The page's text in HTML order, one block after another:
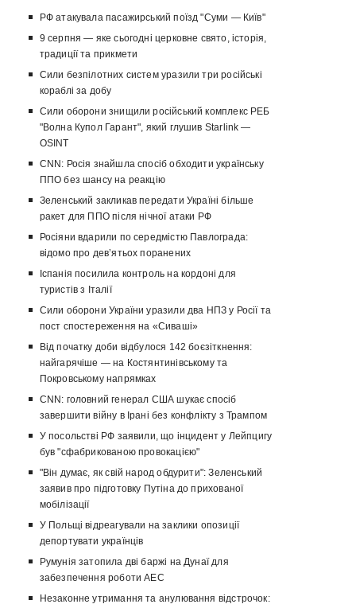
РФ атакувала пасажирський поїзд "Суми — Київ"
9 серпня — яке сьогодні церковне свято, історія,
традиції та прикмети
Сили безпілотних систем уразили три російські
кораблі за добу
Сили оборони знищили російський комплекс РЕБ
"Волна Купол Гарант", який глушив Starlink —
OSINT
CNN: Росія знайшла спосіб обходити українську
ППО без шансу на реакцію
Зеленський закликав передати Україні більше
ракет для ППО після нічної атаки РФ
Росіяни вдарили по середмістю Павлограда:
відомо про девʼятьох поранених
Іспанія посилила контроль на кордоні для
туристів з Італії
Сили оборони України уразили два НПЗ у Росії та
пост спостереження на «Сиваші»
Від початку доби відбулося 142 боєзіткнення:
найгарячіше — на Костянтинівському та
Покровському напрямках
CNN: головний генерал США шукає спосіб
завершити війну в Ірані без конфлікту з Трампом
У посольстві РФ заявили, що інцидент у Лейпцигу
був "сфабрикованою провокацією"
"Він думає, як свій народ обдурити": Зеленський
заявив про підготовку Путіна до прихованої
мобілізації
У Польщі відреагували на заклики опозиції
депортувати українців
Румунія затопила дві баржі на Дунаї для
забезпечення роботи АЕС
Незаконне утримання та анулювання відстрочок: